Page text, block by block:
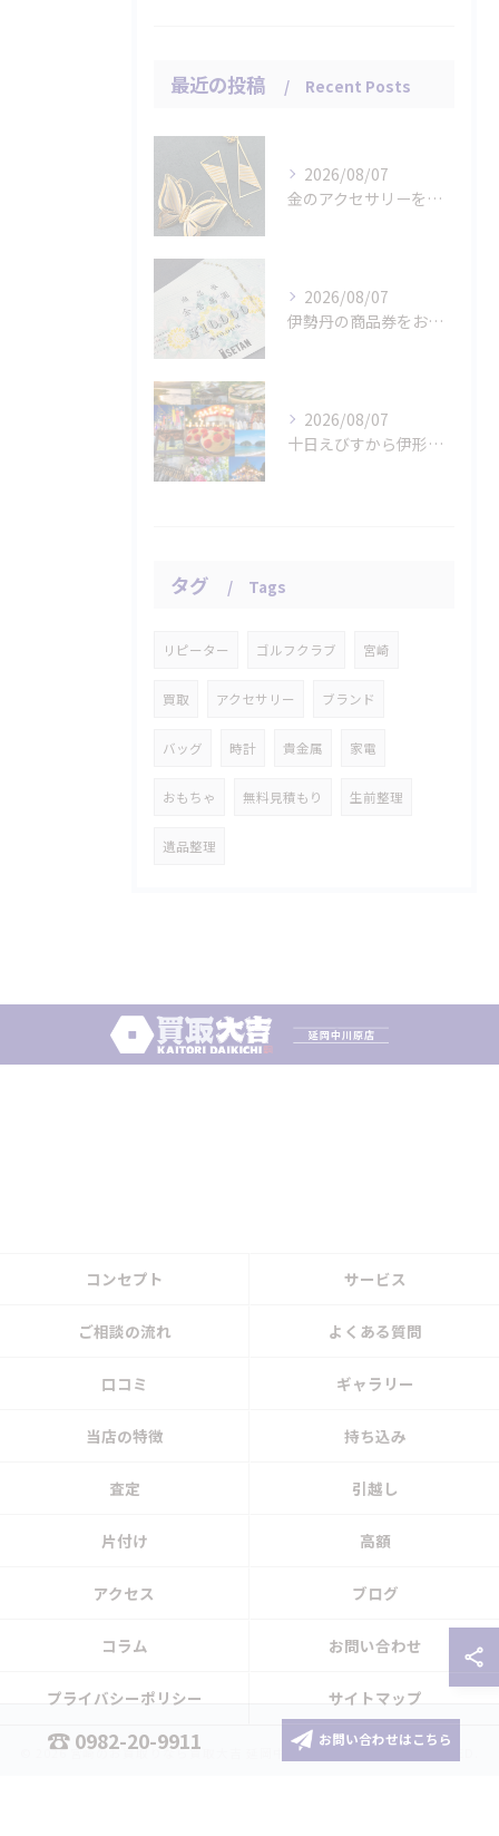
最近の投稿 Recent Posts
2026/08/07
金のアクセサリーをお買取りさせていただきました。
2026/08/07
伊勢丹の商品券をお買取りさせていただきました。
2026/08/07
十日えびすから伊形花笠踊りへ、延岡の年中行事
タグ Tags
リピーター ゴルフクラブ 宮崎
買取 アクセサリー ブランド
バッグ 時計 貴金属 家電
おもちゃ 無料見積もり 生前整理
遺品整理
0982-20-9911 お問い合わせはこちら
コンセプト サービス
ご相談の流れ よくある質問
口コミ ギャラリー
当店の特徴 持ち込み
査定 引越し
片付け 高額
アクセス ブログ
コラム お問い合わせ
プライバシーポリシー サイトマップ
© 2026 宮崎のお買取りなら買取大吉 延岡中川原店 ALL RIGHTS RESERVED.